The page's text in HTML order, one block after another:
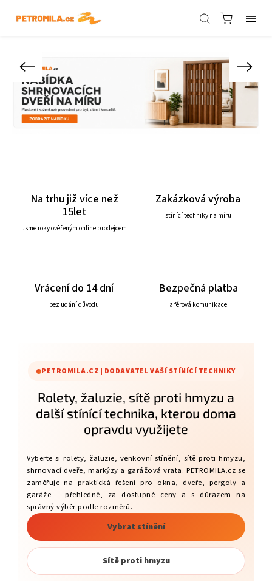
Na trhu již více než
15let
Jsme roky ověřeným online prodejcem
Zakázková výroba
stínící techniky na míru
Vrácení do 14 dní
bez udání důvodu
Bezpečná platba
a férová komunikace
PETROMILA.CZ | DODAVATEL VAŠÍ STÍNÍCÍ TECHNIKY
Rolety, žaluzie, sítě proti hmyzu a
další stínící technika, kterou doma
opravdu využijete
Vyberte si rolety, žaluzie, venkovní stínění, sítě proti hmyzu,
shrnovací dveře, markýzy a garážová vrata. PETROMILA.cz se
zaměřuje na praktická řešení pro okna, dveře, pergoly a
garáže – přehledně, za dostupné ceny a s důrazem na
správný výběr podle rozměrů.
Vybrat stínění
Sítě proti hmyzu